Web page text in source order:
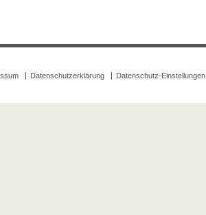
Datenschutzerklärung Datenschutz-Einstellungen